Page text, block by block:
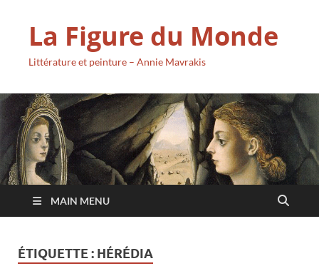
La Figure du Monde
Littérature et peinture – Annie Mavrakis
MAIN MENU
ÉTIQUETTE : HÉRÉDIA